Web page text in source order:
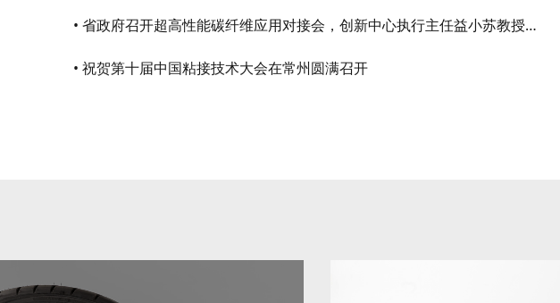
• 省政府召开超高性能碳纤维应用对接会，创新中心执行主任益小苏教授应邀为产业发展建言献策
• 祝贺第十届中国粘接技术大会在常州圆满召开